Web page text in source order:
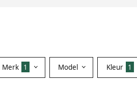
Merk 1 Model Kleur 1